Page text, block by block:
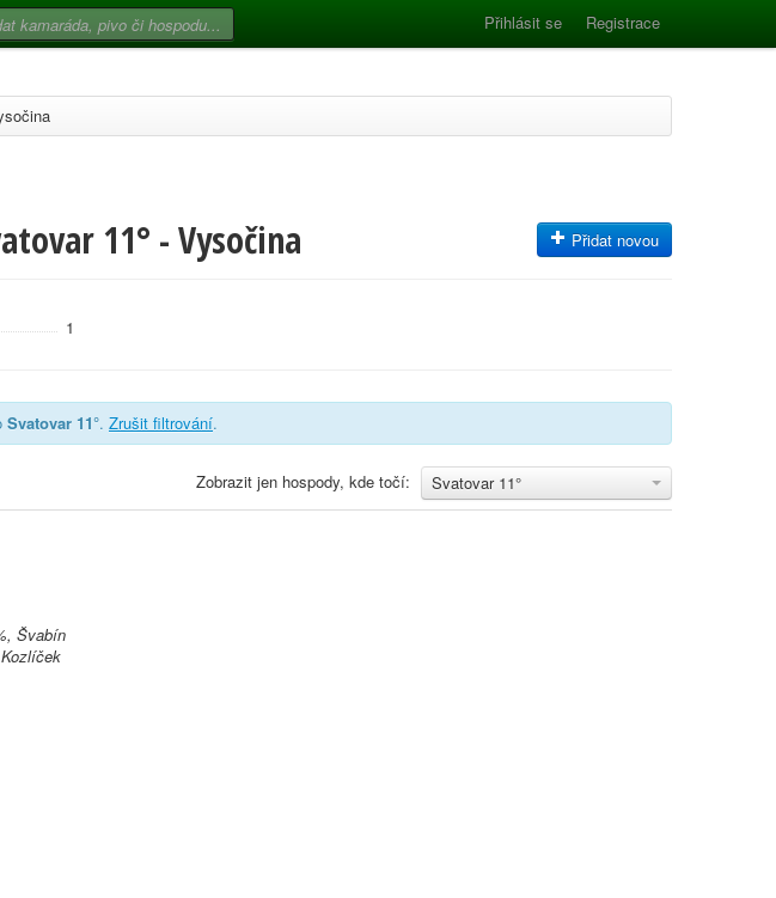
Přihlásit se Registrace
11° - Vysočina Přidat novou
1
Svatovar 11°. Zrušit filtrování.
Svatovar 11°
Zobrazit jen hospody, kde točí:
Švabín